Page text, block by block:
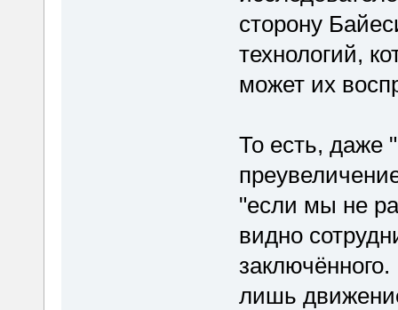
сторону
технологий,
может их
То есть, даже
"если мы не
видно
лишь